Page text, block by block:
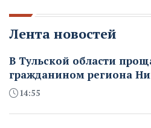
Лента новостей
В Тульской области
гражданином региона
14:55